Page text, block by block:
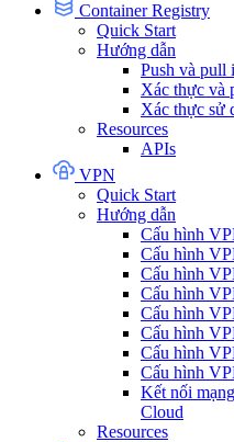
Container Registry
Quick Start
Hướng dẫn
Push và pull
Xác thực và
Xác thực sử
Resources
APIs
VPN
Quick Start
Hướng dẫn
Cấu hình
Cấu hình
Cấu hình
Cấu hình
Cấu hình
Cấu hình
Cấu hình
Cấu hình
Kết nối
Cloud
Resources